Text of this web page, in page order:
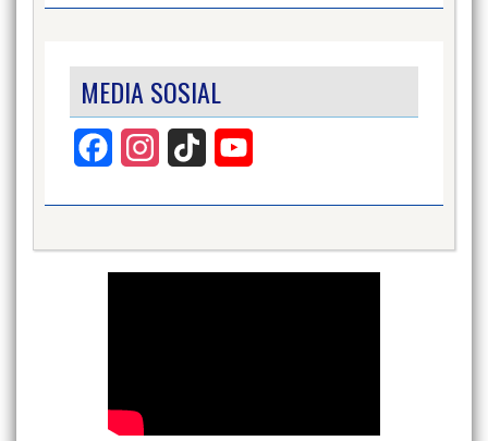
MEDIA SOSIAL
Facebook InstagramTikTok